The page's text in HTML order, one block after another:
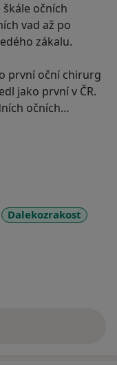
očních
vad až po
zákalu.
první oční chirurg
jako první v ČR.
očních
zahraniční oční
Dalekozrakost